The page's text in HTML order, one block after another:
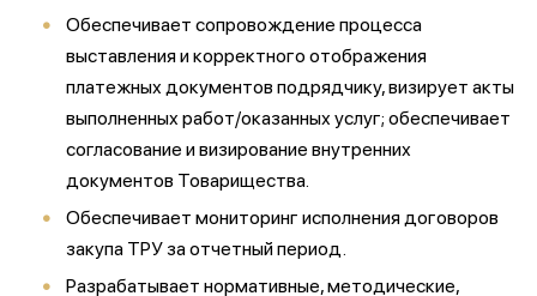
Обеспечивает сопровождение процесса
выставления и корректного отображения
платежных документов подрядчику, визирует акты
выполненных работ/оказанных услуг; обеспечивает
согласование и визирование внутренних
документов Товарищества.
Обеспечивает мониторинг исполнения договоров
закупа ТРУ за отчетный период.
Разрабатывает нормативные, методические,